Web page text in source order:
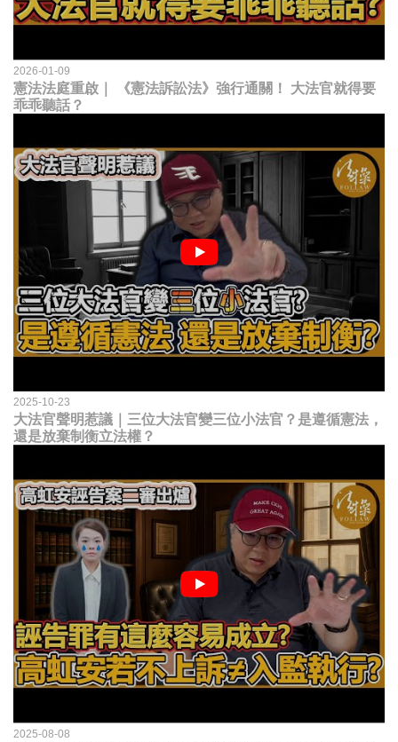
2026-01-09
憲法法庭重啟｜ 《憲法訴訟法》強行通關！ 大法官就得要
乖乖聽話？
2025-10-23
大法官聲明惹議｜三位大法官變三位小法官？是遵循憲法，
還是放棄制衡立法權？
2025-08-08